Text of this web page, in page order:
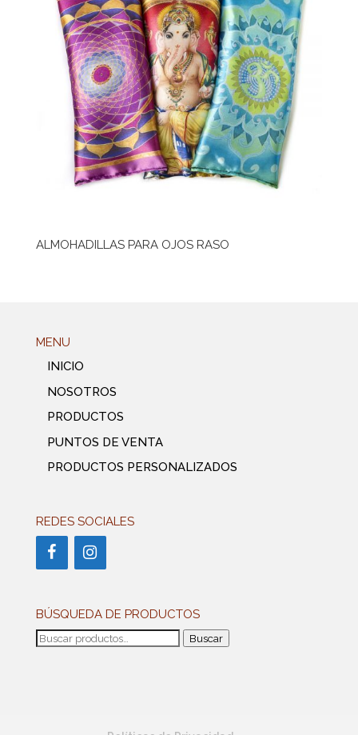
ALMOHADILLAS PARA OJOS RASO
MENU
INICIO
NOSOTROS
PRODUCTOS
PUNTOS DE VENTA
PRODUCTOS PERSONALIZADOS
REDES SOCIALES
BÚSQUEDA DE PRODUCTOS
Buscar
Buscar